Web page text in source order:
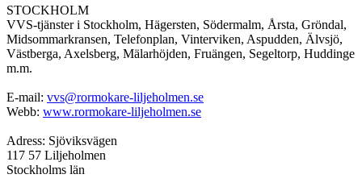
STOCKHOLM
VVS-tjänster i Stockholm, Hägersten, Södermalm, Årsta, Gröndal,
Midsommarkransen, Telefonplan, Vinterviken, Aspudden, Älvsjö,
Västberga, Axelsberg, Mälarhöjden, Fruängen, Segeltorp, Huddinge
m.m.
E-mail: vvs@rormokare-liljeholmen.se
Webb: www.rormokare-liljeholmen.se
Adress: Sjöviksvägen
117 57 Liljeholmen
Stockholms län